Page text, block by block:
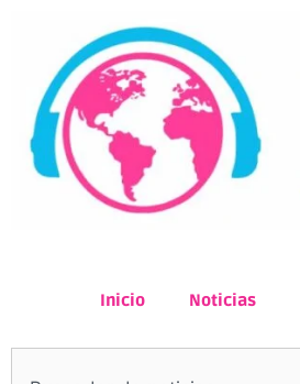
Inicio Noticias